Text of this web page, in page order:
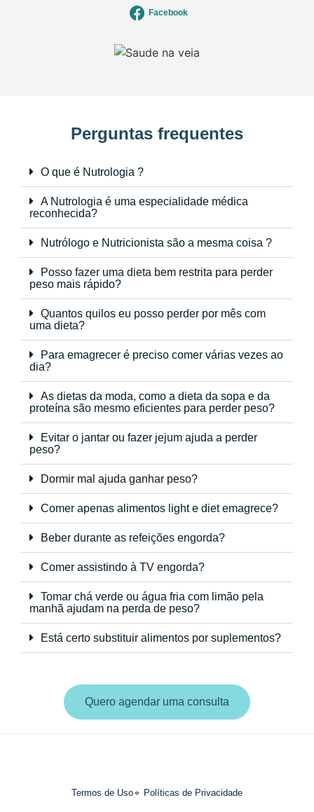
Facebook
Perguntas frequentes
O que é Nutrologia ?
A Nutrologia é uma especialidade médica
reconhecida?
Nutrólogo e Nutricionista são a mesma coisa ?
Posso fazer uma dieta bem restrita para perder
peso mais rápido?
Quantos quilos eu posso perder por mês com
uma dieta?
Para emagrecer é preciso comer várias vezes ao
dia?
As dietas da moda, como a dieta da sopa e da
proteína são mesmo eficientes para perder peso?
Evitar o jantar ou fazer jejum ajuda a perder
peso?
Dormir mal ajuda ganhar peso?
Comer apenas alimentos light e diet emagrece?
Beber durante as refeições engorda?
Comer assistindo à TV engorda?
Tomar chá verde ou água fria com limão pela
manhã ajudam na perda de peso?
Está certo substituir alimentos por suplementos?
Quero agendar uma consulta
Termos de Uso Políticas de Privacidade